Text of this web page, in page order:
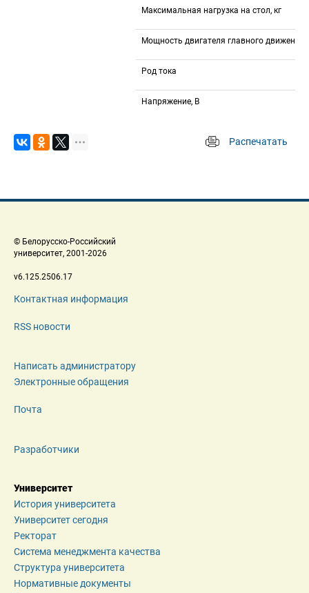
Максимальная нагрузка на стол, кг
Мощность двигателя главного движения,
Род тока
Напряжение, В
Распечатать
© Белорусско-Российский
университет, 2001-2026
v6.125.2506.17
Контактная информация
RSS новости
Написать администратору
Электронные обращения
Почта
Разработчики
Университет
История университета
Университет сегодня
Ректорат
Система менеджмента качества
Структура университета
Нормативные документы